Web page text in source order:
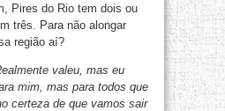
Pires do Rio tem dois ou
três. Para não alongar
região aí?
valeu, mas eu
mim, mas para todos que
certeza de que vamos sair